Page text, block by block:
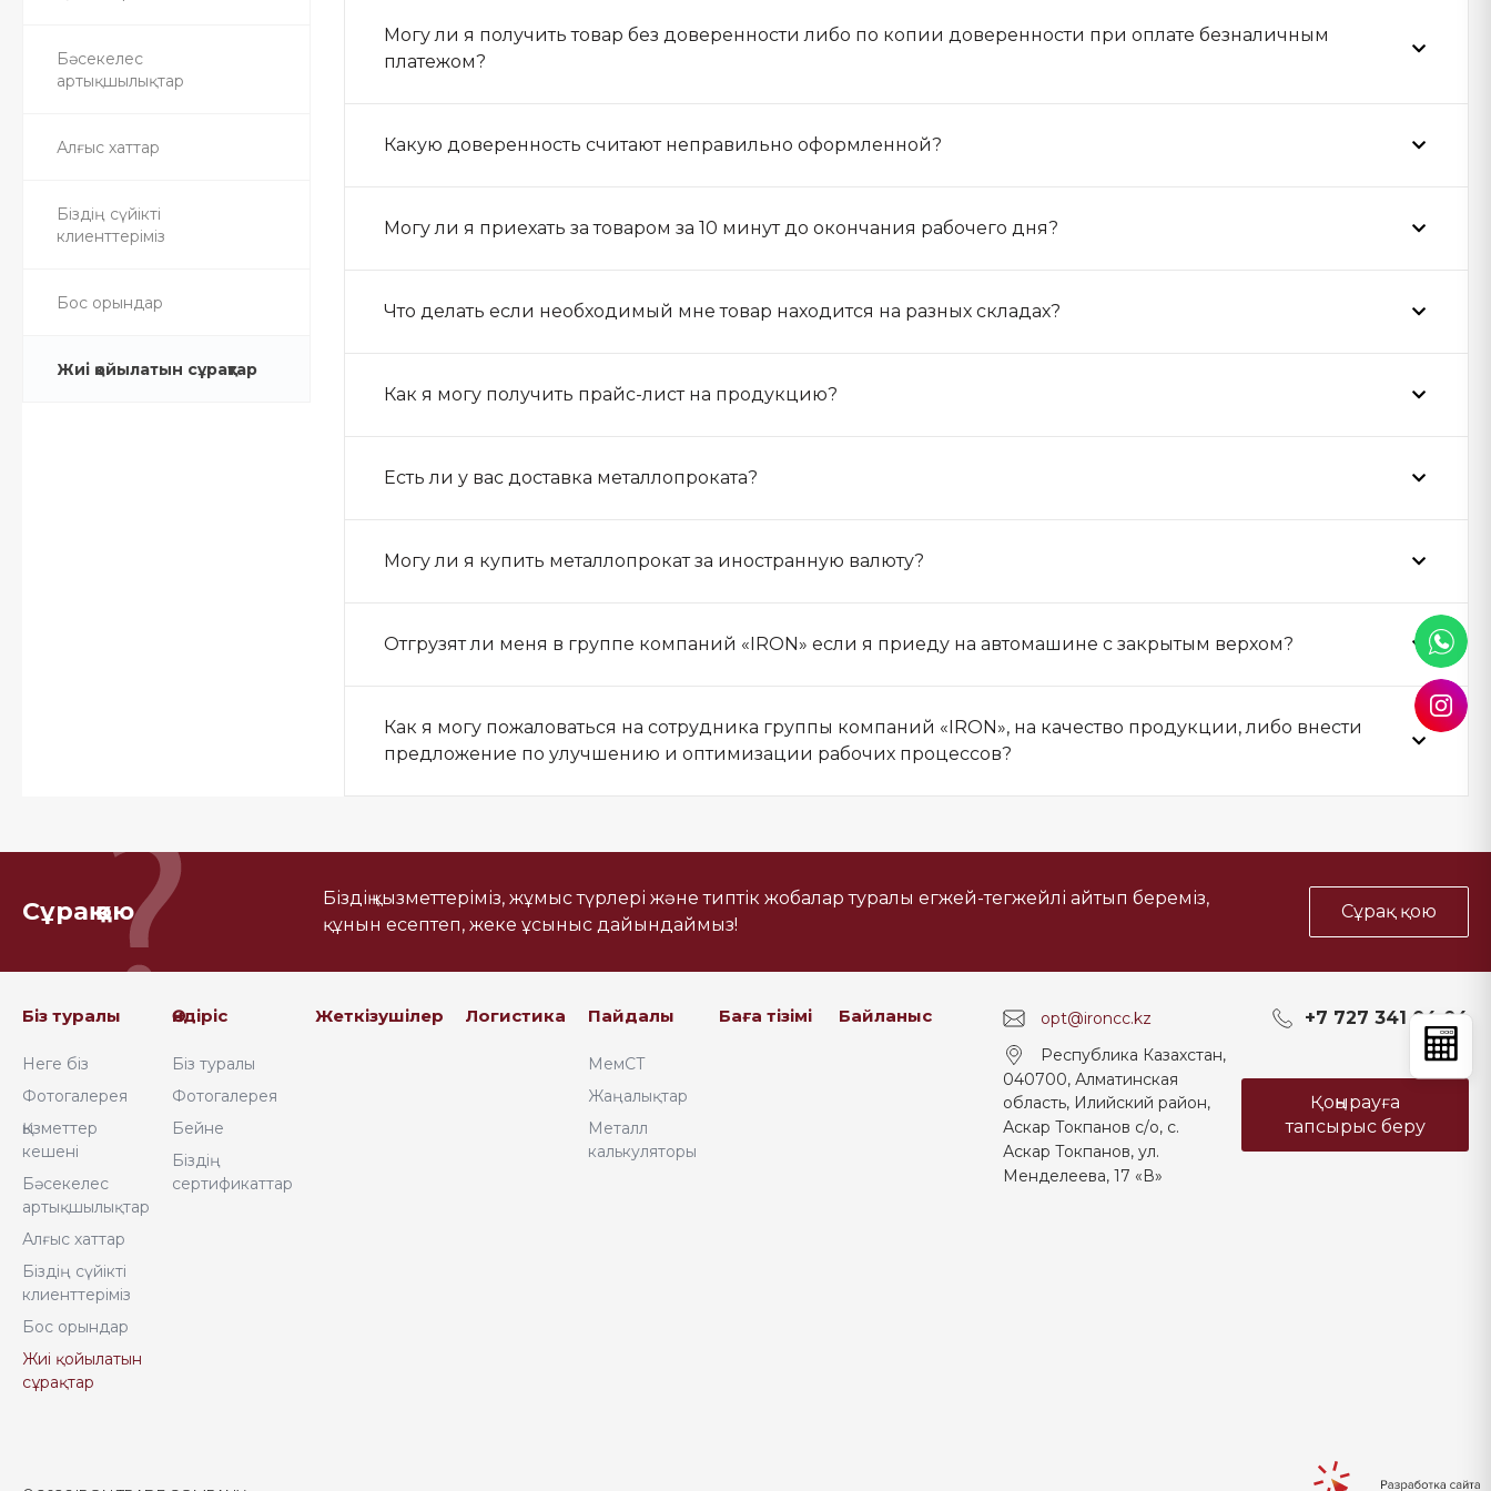
«Самгау», ул. Кокорай,32
040700, Алматинская
Бәсекелес
артықшылықтар
Алғыс хаттар
Біздің сүйікті
клиенттеріміз
Бос орындар
Жиі қойылатын сұрақтар
Могу ли я получить товар без доверенности либо по копии доверенности при оплате безналичным
платежом?
Какую доверенность считают неправильно оформленной?
Могу ли я приехать за товаром за 10 минут до окончания рабочего дня?
Что делать если необходимый мне товар находится на разных складах?
Как я могу получить прайс-лист на продукцию?
Есть ли у вас доставка металлопроката?
Могу ли я купить металлопрокат за иностранную валюту?
Отгрузят ли меня в группе компаний «IRON» если я приеду на автомашине с закрытым верхом?
Как я могу пожаловаться на сотрудника группы компаний «IRON», на качество продукции, либо внести
предложение по улучшению и оптимизации рабочих процессов?
Сұрақ қою
Біздің қызметтеріміз, жұмыс түрлері және типтік жобалар туралы егжей-тегжейлі айтып береміз,
құнын есептеп, жеке ұсыныс дайындаймыз!
Сұрақ қою
Біз туралы
Неге біз
Фотогалерея
Қызметтер
кешені
Бәсекелес
артықшылықтар
Алғыс хаттар
Біздің сүйікті
клиенттеріміз
Бос орындар
Жиі қойылатын
сұрақтар
Өндіріс
Біз туралы
Фотогалерея
Бейне
Біздің
сертификаттар
Жеткізушілер Логистика Пайдалы
МемСТ
Жаңалықтар
Металл
калькуляторы
Баға тізімі Байланыс opt@ironcc.kz +7 727 341 04 04
Республика Казахстан,
040700, Алматинская
область, Илийский район,
Аскар Токпанов с/о, с.
Аскар Токпанов, ул.
Менделеева, 17 «В»
Қоңырауға
тапсырыс беру